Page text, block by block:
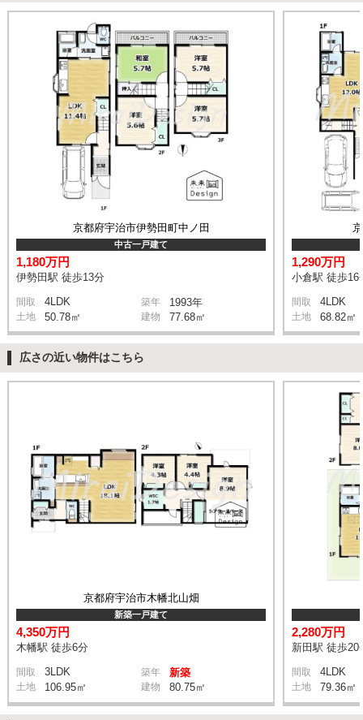
京都府宇治市伊勢田町中ノ田
中古一戸建て
1,180万円
伊勢田駅 徒歩13分
間取 4LDK 築年 1993年
土地 50.78㎡ 建物 77.68㎡
1,290万円
小倉駅 徒歩16
間取 4LDK
土地 68.82㎡
広さの近い物件はこちら
京都府宇治市木幡北山畑
新築一戸建て
4,350万円
木幡駅 徒歩6分
間取 3LDK 築年 新築
土地 106.95㎡ 建物 80.75㎡
2,280万円
新田駅 徒歩20
間取 4LDK
土地 79.36㎡